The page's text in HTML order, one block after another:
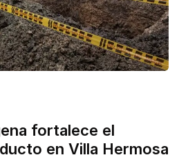
fortalece el
en Villa Hermosa